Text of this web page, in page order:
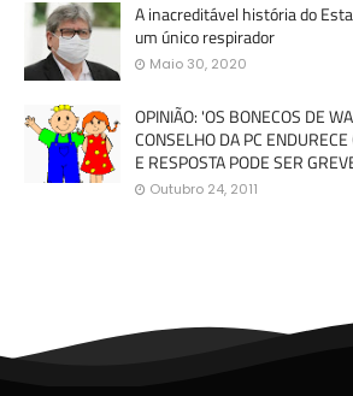
A inacreditável história do
um único respirador
Maio 30, 2020
OPINIÃO: 'OS BONECOS DE
CONSELHO DA PC
E RESPOSTA PODE SER
Outubro 24, 2011